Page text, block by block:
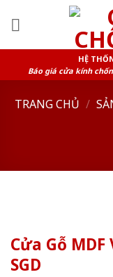
HỆ
Báo giá cửa kính
TRANG CHỦ /
Cửa Gỗ MDF
SGD